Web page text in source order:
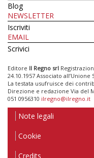
Blog
NEWSLETTER
Iscriviti
EMAIL
Scrivici
Editore Il Regno srl
24.10.1957 Associato
La testata usufruisce dei
Direzione e redazione Via del
051 0956310 ilregno@ilregno.it
Note legali
Cookie
Credits